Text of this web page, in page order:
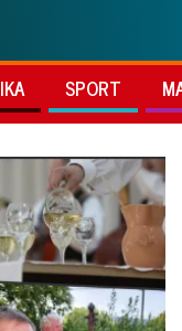
SPORT